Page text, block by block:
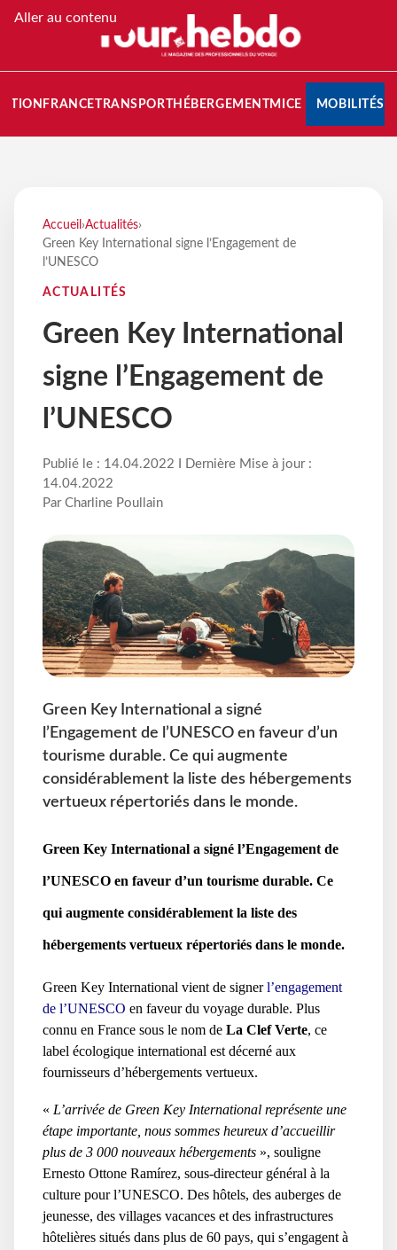
Aller au contenu
FRANCETRANSPORT HÉBERGEMENTMICE MOBILITÉS
Accueil ›Actualités›
Green Key International signe l’Engagement de
l’UNESCO
ACTUALITÉS
Green Key International
signe l’Engagement de
l’UNESCO
Publié le : 14.04.2022 I Dernière Mise à jour :
14.04.2022
Par Charline Poullain
Green Key International a signé
l’Engagement de l’UNESCO en faveur d’un
tourisme durable. Ce qui augmente
considérablement la liste des hébergements
vertueux répertoriés dans le monde.
Green Key International a signé l’Engagement de
l’UNESCO en faveur d’un tourisme durable. Ce
qui augmente considérablement la liste des
hébergements vertueux répertoriés dans le monde.
Green Key International vient de signerl’engagement
de l’UNESCO en faveur du voyage durable. Plus
connu en France sous le nom de La Clef Verte, ce
label écologique international est décerné aux
fournisseurs d’hébergements vertueux.
« L’arrivée de Green Key International représente une
étape importante, nous sommes heureux d’accueillir
plus de 3 000 nouveaux hébergements », souligne
Ernesto Ottone Ramírez, sous-directeur général à la
culture pour l’UNESCO. Des hôtels, des auberges de
jeunesse, des villages vacances et des infrastructures
hôtelières situés dans plus de 60 pays, qui s’engagent à